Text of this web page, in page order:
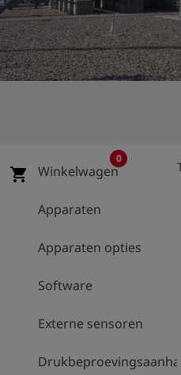
shieldRegistratie
shopping_cart Winkelwagen
0
Apparaten
Apparaten opties
Software
Externe sensoren